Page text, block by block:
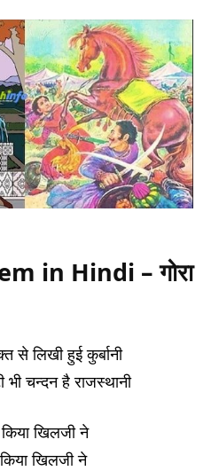
in Hindi – गोरा
से लिखी हुई कुर्बानी
चन्दन है राजस्थानी
खिलजी ने
खिलजी ने